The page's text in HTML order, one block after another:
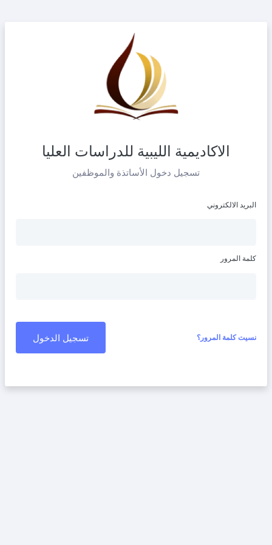
الاكاديمية الليبية للدراسات العليا
تسجيل دخول الأساتذة والموظفين
البريد الالكتروني
كلمة المرور
نسيت كلمة المرور؟ تسجيل الدخول